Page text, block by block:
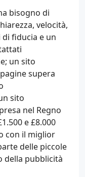
bisogno di
velocità,
fiducia e un
un sito
supera
sito
nel Regno
e £8.000
con il miglior
delle piccole
della pubblicità